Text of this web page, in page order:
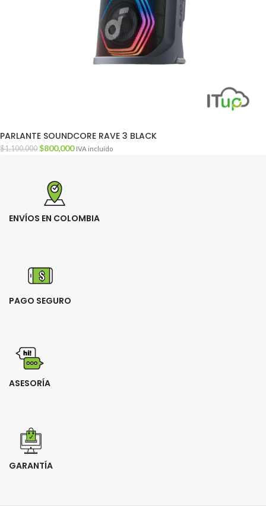
PARLANTE SOUNDCORE RAVE 3 BLACK
$1,100,000 $800,000 IVA incluído
ENVÍOS EN COLOMBIA
PAGO SEGURO
ASESORÍA
GARANTÍA